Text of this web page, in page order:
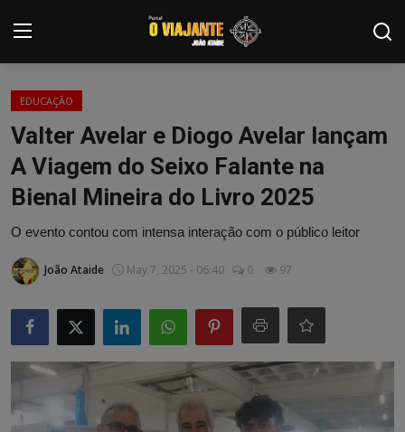
Login
Contato
ARTIGOS
NOTÍCIAS
PODCASTS
GALERIA DE FOTOS
COLABORADORES
EDUCAÇÃO
Valter Avelar e Diogo Avelar lançam
A Viagem do Seixo Falante na
Bienal Mineira do Livro 2025
O evento contou com intensa interação com o público leitor
João Ataide May 7, 2025 - 06:40 0 97